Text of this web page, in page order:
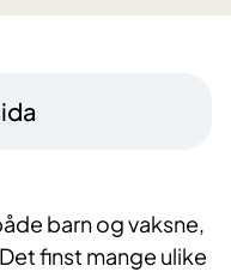
barn og vaksne,
finst mange ulike